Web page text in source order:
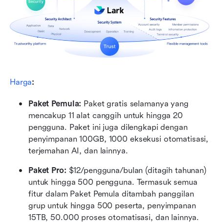
Harga:
Paket Pemula: Paket gratis selamanya yang
mencakup 11 alat canggih untuk hingga 20
pengguna. Paket ini juga dilengkapi dengan
penyimpanan 100GB, 1000 eksekusi otomatisasi,
terjemahan AI, dan lainnya.
Paket Pro: $12/pengguna/bulan (ditagih tahunan)
untuk hingga 500 pengguna. Termasuk semua
fitur dalam Paket Pemula ditambah panggilan
grup untuk hingga 500 peserta, penyimpanan
15TB, 50.000 proses otomatisasi, dan lainnya.